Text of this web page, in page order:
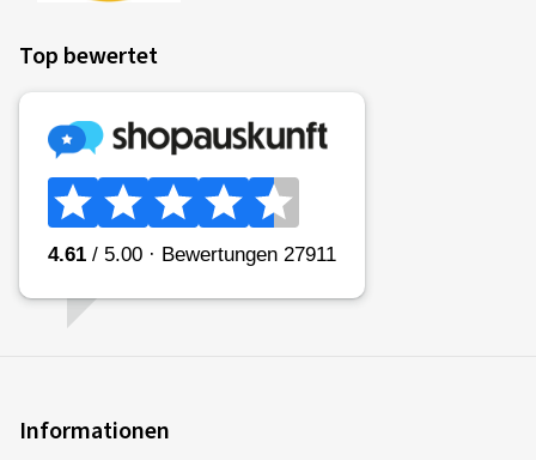
Top bewertet
Informationen